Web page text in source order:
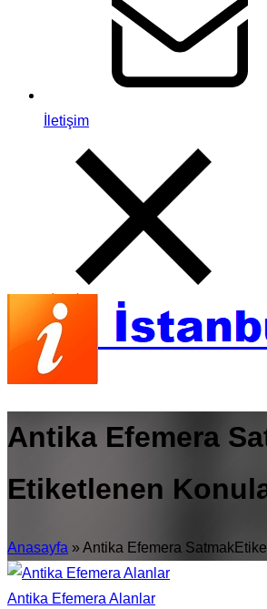
İletişim
Antika Efemera
Etiketlenen
Anasayfa » Antika Efemera
Antika Efemera Alanlar